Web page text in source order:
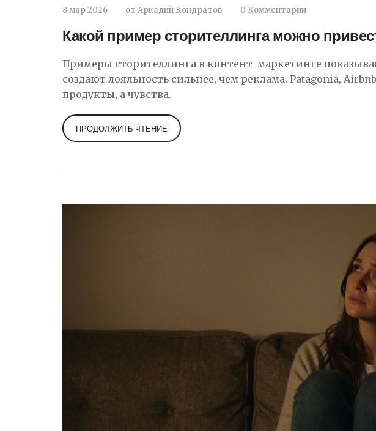
8 мар 2026 от Аркадий Кондратов 0 Комментарии
Какой пример сторителлинга можно
Примеры сторителлинга в контент-маркетинге
создают лояльность сильнее, чем реклама. Patagonia,
продукты, а чувства.
ПРОДОЛЖИТЬ ЧТЕНИЕ